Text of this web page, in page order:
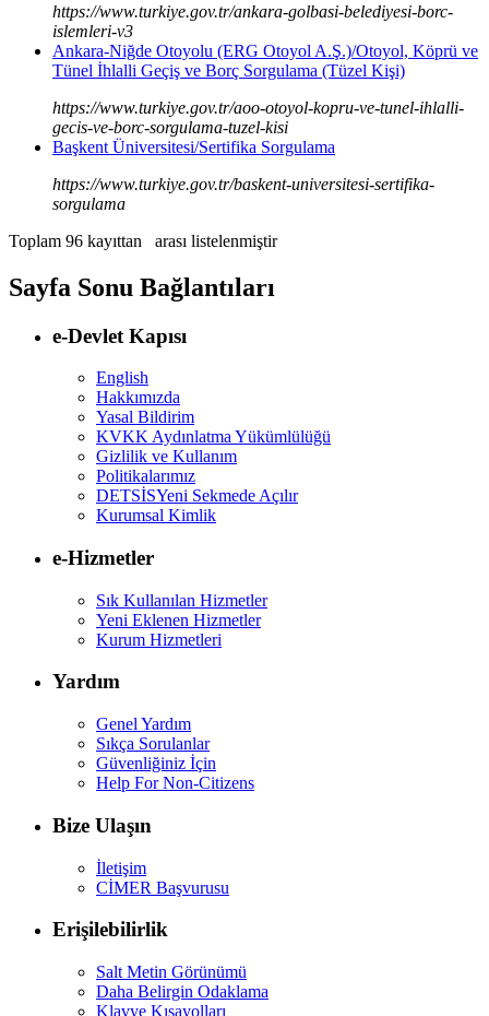
https://www.turkiye.gov.tr/ankara-golbasi-belediyesi-borc-
islemleri-v3
Ankara-Niğde Otoyolu (ERG Otoyol A.Ş.)/Otoyol, Köprü ve
Tünel İhlalli Geçiş ve Borç Sorgulama (Tüzel Kişi)
https://www.turkiye.gov.tr/aoo-otoyol-kopru-ve-tunel-ihlalli-
gecis-ve-borc-sorgulama-tuzel-kisi
Başkent Üniversitesi/Sertifika Sorgulama
https://www.turkiye.gov.tr/baskent-universitesi-sertifika-
sorgulama
Toplam 96 kayıttan
arası listelenmiştir
Sayfa Sonu Bağlantıları
e-Devlet Kapısı
English
Hakkımızda
Yasal Bildirim
KVKK Aydınlatma Yükümlülüğü
Gizlilik ve Kullanım
Politikalarımız
DETSİSYeni Sekmede Açılır
Kurumsal Kimlik
e-Hizmetler
Sık Kullanılan Hizmetler
Yeni Eklenen Hizmetler
Kurum Hizmetleri
Yardım
Genel Yardım
Sıkça Sorulanlar
Güvenliğiniz İçin
Help For Non-Citizens
Bize Ulaşın
İletişim
CİMER Başvurusu
Erişilebilirlik
Salt Metin Görünümü
Daha Belirgin Odaklama
Klavye Kısayolları